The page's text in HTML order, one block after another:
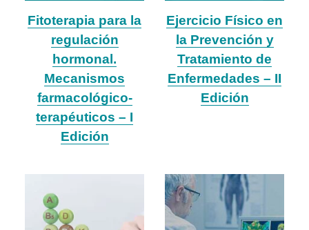
Fitoterapia para la
regulación
hormonal.
Mecanismos
farmacológico-
terapéuticos – I
Edición
Ejercicio Físico en
la Prevención y
Tratamiento de
Enfermedades – II
Edición